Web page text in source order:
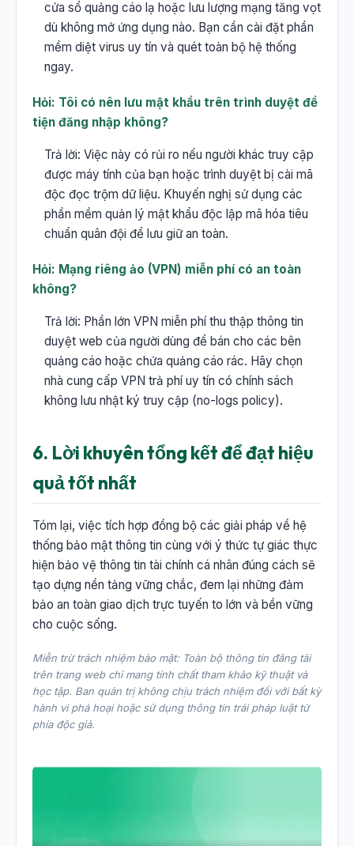
cửa sổ quảng cáo lạ hoặc lưu lượng mạng tăng vọt
dù không mở ứng dụng nào. Bạn cần cài đặt phần
mềm diệt virus uy tín và quét toàn bộ hệ thống
ngay.
Hỏi: Tôi có nên lưu mật khẩu trên trình duyệt để
tiện đăng nhập không?
Trả lời: Việc này có rủi ro nếu người khác truy cập
được máy tính của bạn hoặc trình duyệt bị cài mã
độc đọc trộm dữ liệu. Khuyến nghị sử dụng các
phần mềm quản lý mật khẩu độc lập mã hóa tiêu
chuẩn quân đội để lưu giữ an toàn.
Hỏi: Mạng riêng ảo (VPN) miễn phí có an toàn
không?
Trả lời: Phần lớn VPN miễn phí thu thập thông tin
duyệt web của người dùng để bán cho các bên
quảng cáo hoặc chứa quảng cáo rác. Hãy chọn
nhà cung cấp VPN trả phí uy tín có chính sách
không lưu nhật ký truy cập (no-logs policy).
6. Lời khuyên tổng kết để đạt hiệu
quả tốt nhất
Tóm lại, việc tích hợp đồng bộ các giải pháp về hệ
thống bảo mật thông tin cùng với ý thức tự giác thực
hiện bảo vệ thông tin tài chính cá nhân đúng cách sẽ
tạo dựng nền tảng vững chắc, đem lại những đảm
bảo an toàn giao dịch trực tuyến to lớn và bền vững
cho cuộc sống.
Miễn trừ trách nhiệm bảo mật: Toàn bộ thông tin đăng tải
trên trang web chỉ mang tính chất tham khảo kỹ thuật và
học tập. Ban quản trị không chịu trách nhiệm đối với bất kỳ
hành vi phá hoại hoặc sử dụng thông tin trái pháp luật từ
phía độc giả.